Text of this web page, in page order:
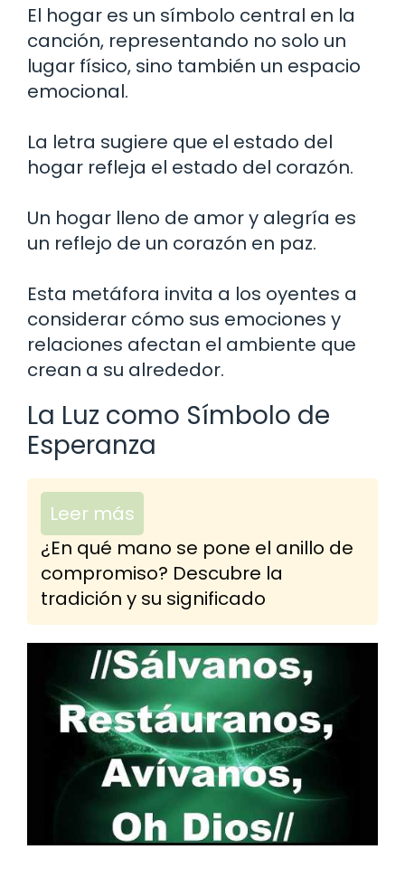
El hogar es un símbolo central en la
canción, representando no solo un
lugar físico, sino también un espacio
emocional.
La letra sugiere que el estado del
hogar refleja el estado del corazón.
Un hogar lleno de amor y alegría es
un reflejo de un corazón en paz.
Esta metáfora invita a los oyentes a
considerar cómo sus emociones y
relaciones afectan el ambiente que
crean a su alrededor.
La Luz como Símbolo de
Esperanza
Leer más
¿En qué mano se pone el anillo de
compromiso? Descubre la
tradición y su significado